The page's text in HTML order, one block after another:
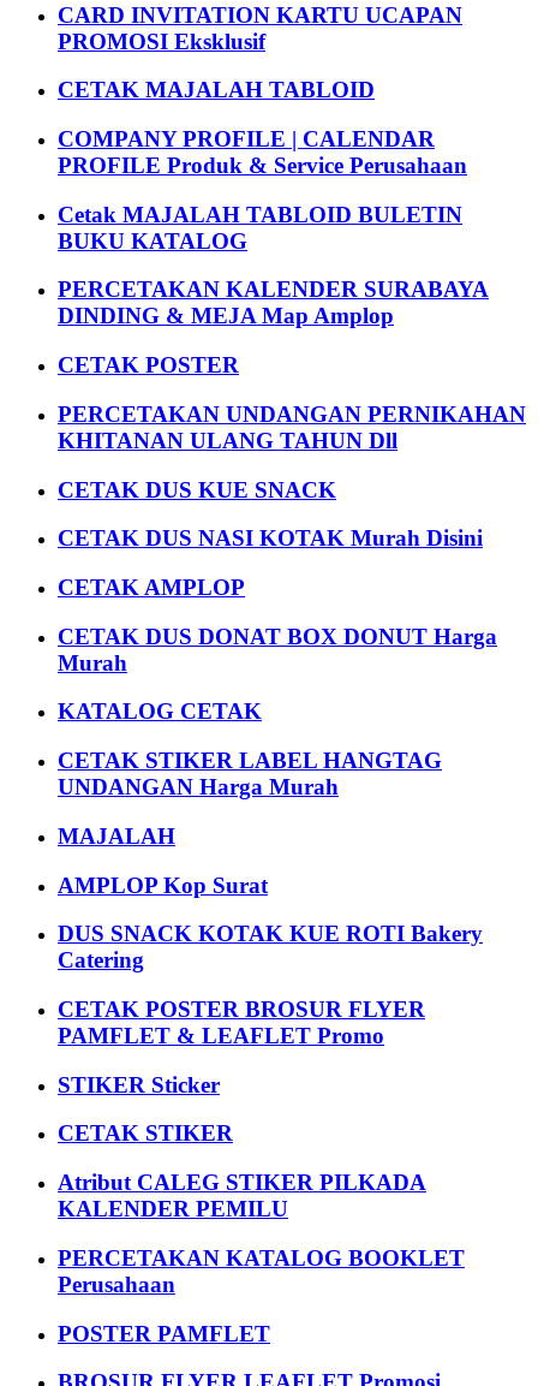
CARD INVITATION KARTU UCAPAN
PROMOSI Eksklusif
CETAK MAJALAH TABLOID
COMPANY PROFILE | CALENDAR
PROFILE Produk & Service Perusahaan
Cetak MAJALAH TABLOID BULETIN
BUKU KATALOG
PERCETAKAN KALENDER SURABAYA
DINDING & MEJA Map Amplop
CETAK POSTER
PERCETAKAN UNDANGAN PERNIKAHAN
KHITANAN ULANG TAHUN Dll
CETAK DUS KUE SNACK
CETAK DUS NASI KOTAK Murah Disini
CETAK AMPLOP
CETAK DUS DONAT BOX DONUT Harga
Murah
KATALOG CETAK
CETAK STIKER LABEL HANGTAG
UNDANGAN Harga Murah
MAJALAH
AMPLOP Kop Surat
DUS SNACK KOTAK KUE ROTI Bakery
Catering
CETAK POSTER BROSUR FLYER
PAMFLET & LEAFLET Promo
STIKER Sticker
CETAK STIKER
Atribut CALEG STIKER PILKADA
KALENDER PEMILU
PERCETAKAN KATALOG BOOKLET
Perusahaan
POSTER PAMFLET